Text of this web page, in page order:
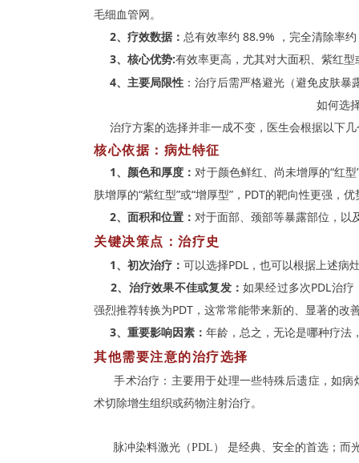
毛细血管网。
2、疗效数据： 总有效率约 88.9% ，完全清除率
3、核心优势:有效率更高，尤其对大面积、紫红
4、主要局限性 ：治疗后需严格避光（避免皮肤
如何选
治疗方案的选择并非一成不变，医生会根据以下
核心依据：病灶特征
1、颜色和厚度：对于颜色鲜红、尚未增厚的“红
肤增厚的“紫红型”或“增厚型”，PDT的靶向性更强，
2、面积和位置： 对于面部、颈部等暴露部位，以
关键决策点：治疗史
1、初次治疗： 可以选择PDL，也可以根据上述病
2、治疗效果不佳或复发： 如果经过多次PDL治
强烈推荐转换为PDT，这常常能带来新的、显著的改
3、重要影响因素： 年龄， 总之，无论是哪种疗法
其他需要注意的治疗选择
手术治疗：主要用于处理一些特殊后遗症，如病
术切除增生组织或药物注射治疗。
脉冲染料激光（PDL） 是经典、安全的首选；而